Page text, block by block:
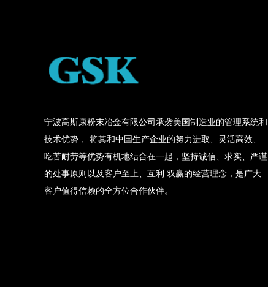
宁波高斯康粉末冶金有限公司承袭美国制造业的管理系统和
技术优势， 将其和中国生产企业的努力进取、灵活高效、
吃苦耐劳等优势有机地结合在一起，坚持诚信、求实、严谨
的处事原则以及客户至上、互利 双赢的经营理念，是广大
客户值得信赖的全方位合作伙伴。